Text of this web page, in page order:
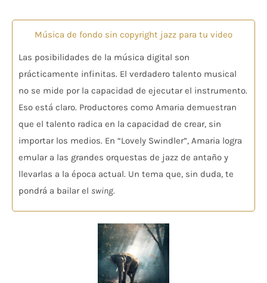
Música de fondo sin copyright jazz para tu video
Las posibilidades de la música digital son
prácticamente infinitas. El verdadero talento musical
no se mide por la capacidad de ejecutar el instrumento.
Eso está claro. Productores como Amaria demuestran
que el talento radica en la capacidad de crear, sin
importar los medios. En “Lovely Swindler”, Amaria logra
emular a las grandes orquestas de jazz de antaño y
llevarlas a la época actual. Un tema que, sin duda, te
pondrá a bailar el swing.